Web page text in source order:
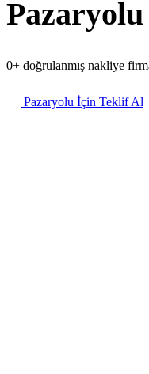
0+ doğrulanmış nakliye
Pazaryolu İçin Teklif Al